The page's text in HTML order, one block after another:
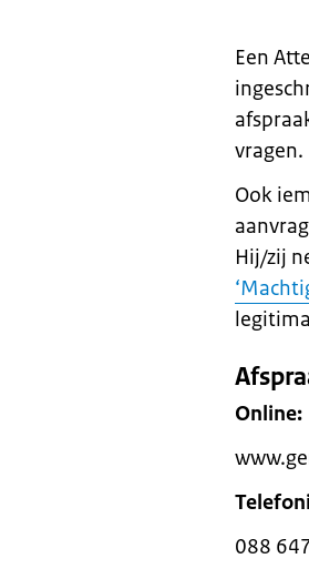
Een
vragen.
Ook
Hij/zij
Online:
088